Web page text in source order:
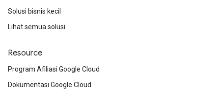
Solusi bisnis kecil
Lihat semua solusi
Resource
Program Afiliasi Google Cloud
Dokumentasi Google Cloud